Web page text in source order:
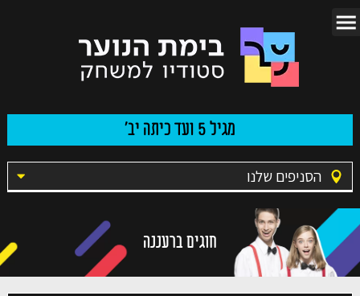
מגיל 5 ועד כיתה יב'
הסניפים שלנו
חוגים ברעננה